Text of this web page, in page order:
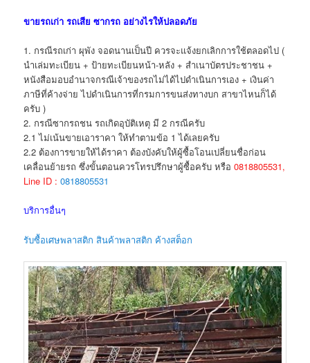
ขายรถเก่า รถเสีย ซากรถ อย่างไรให้ปลอดภัย
1. กรณีรถเก่า ผุพัง จอดนานเป็นปี ควรจะแจ้งยกเลิกการใช้ตลอดไป (
นำเล่มทะเบียน + ป้ายทะเบียนหน้า-หลัง + สำเนาบัตรประชาชน +
หนังสือมอบอำนาจกรณีเจ้าของรถไม่ได้ไปดำเนินการเอง + เงินค่า
ภาษีที่ค้างจ่าย ไปดำเนินการที่กรมการขนส่งทางบก สาขาไหนก็ได้
ครับ )
2. กรณีซากรถชน รถเกิดอุบัติเหตุ มี 2 กรณีครับ
2.1 ไม่เน้นขายเอาราคา ให้ทำตามข้อ 1 ได้เลยครับ
2.2 ต้องการขายให้ได้ราคา ต้องบังคับให้ผู้ซื้อโอนเปลี่ยนชื่อก่อน
เคลื่อนย้ายรถ ซึ่งขั้นตอนควรโทรปรึกษาผู้ซื้อครับ หรือ0818805531,
Line ID :0818805531
บริการอื่นๆ
รับซื้อเศษพลาสติก สินค้าพลาสติก ค้างสต็อก